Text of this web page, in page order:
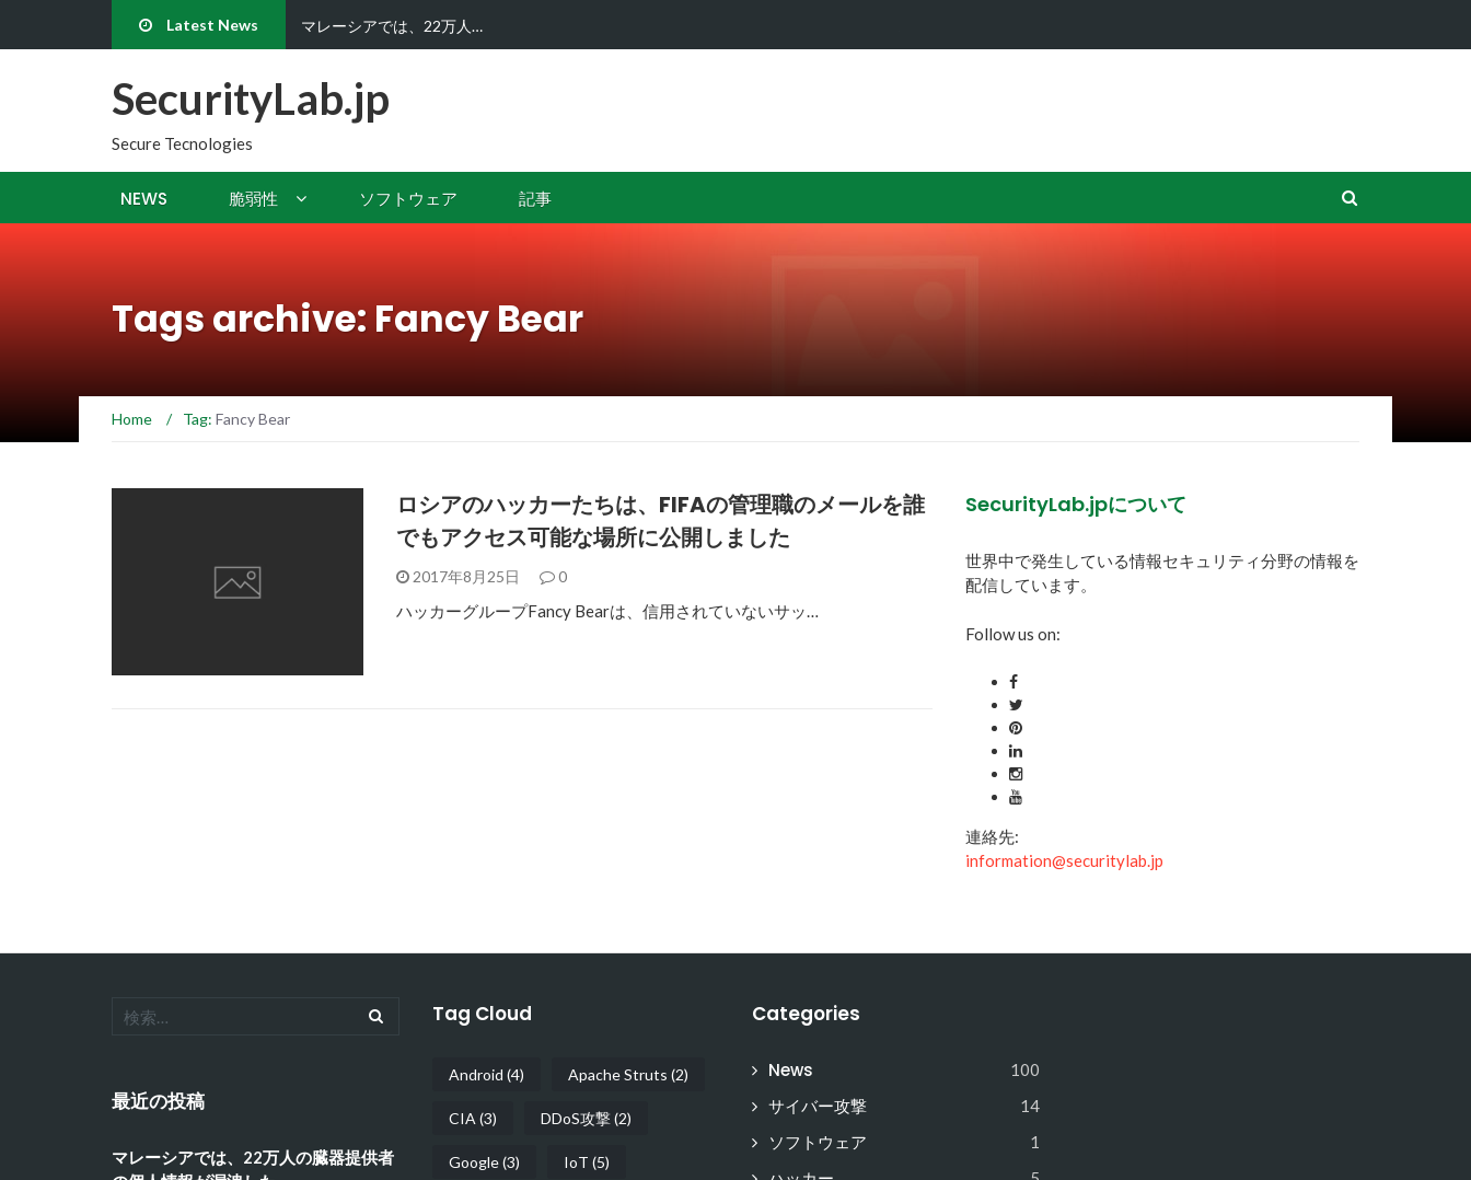
Latest News ハッカーたちはビットコイ…
SecurityLab.jp
Secure Tecnologies
NEWS 脆弱性 ソフトウェア 記事
Tags archive: Fancy Bear
Home / Tag: Fancy Bear
ロシアのハッカーたちは、FIFAの管理職のメールを誰
でもアクセス可能な場所に公開しました
2017年8月25日 0
ハッカーグループFancy Bearは、信用されていないサッ…
SecurityLab.jpについて
世界中で発生している情報セキュリティ分野の情報を
配信しています。
Follow us on:
連絡先:
information@securitylab.jp
最近の投稿
マレーシアでは、22万人の臓器提供者
Tag Cloud
Android (4) Apache Struts (2)
CIA (3) DDoS攻撃(2)
Google(3) IoT (5)
Categories
News 100
サイバー攻撃 14
ソフトウェア 1